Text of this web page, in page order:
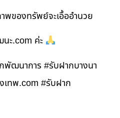
พของทรัพย์จะเอื้ออำนวย
ะ.com ค่ะ
ฒนาการ #รับฝากบางนา
ทพ.com #รับฝาก